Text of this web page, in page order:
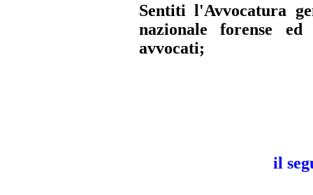
Sentiti l'Avvocatura
nazionale forense
avvocati;
il